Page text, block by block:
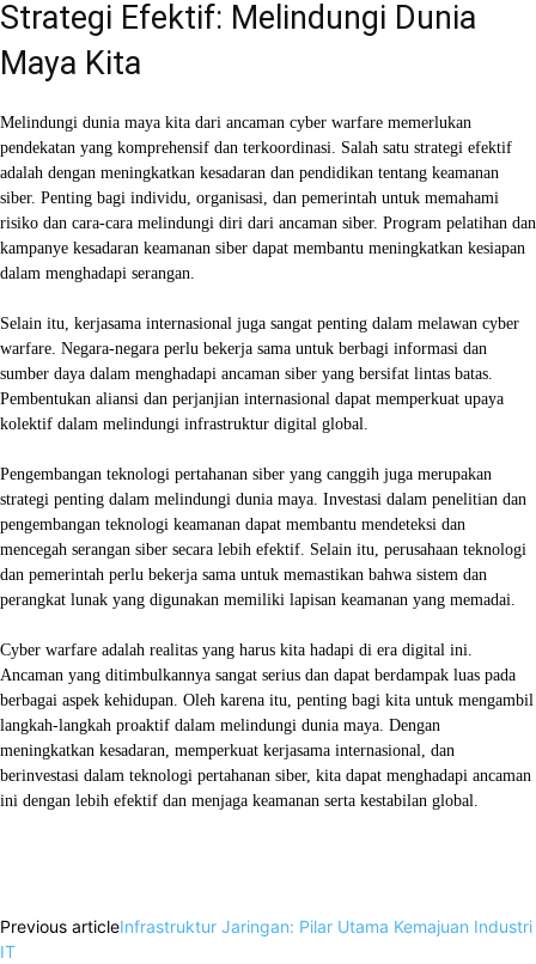
Strategi Efektif: Melindungi Dunia
Maya Kita
Melindungi dunia maya kita dari ancaman cyber warfare memerlukan
pendekatan yang komprehensif dan terkoordinasi. Salah satu strategi efektif
adalah dengan meningkatkan kesadaran dan pendidikan tentang keamanan
siber. Penting bagi individu, organisasi, dan pemerintah untuk memahami
risiko dan cara-cara melindungi diri dari ancaman siber. Program pelatihan dan
kampanye kesadaran keamanan siber dapat membantu meningkatkan kesiapan
dalam menghadapi serangan.
Selain itu, kerjasama internasional juga sangat penting dalam melawan cyber
warfare. Negara-negara perlu bekerja sama untuk berbagi informasi dan
sumber daya dalam menghadapi ancaman siber yang bersifat lintas batas.
Pembentukan aliansi dan perjanjian internasional dapat memperkuat upaya
kolektif dalam melindungi infrastruktur digital global.
Pengembangan teknologi pertahanan siber yang canggih juga merupakan
strategi penting dalam melindungi dunia maya. Investasi dalam penelitian dan
pengembangan teknologi keamanan dapat membantu mendeteksi dan
mencegah serangan siber secara lebih efektif. Selain itu, perusahaan teknologi
dan pemerintah perlu bekerja sama untuk memastikan bahwa sistem dan
perangkat lunak yang digunakan memiliki lapisan keamanan yang memadai.
Cyber warfare adalah realitas yang harus kita hadapi di era digital ini.
Ancaman yang ditimbulkannya sangat serius dan dapat berdampak luas pada
berbagai aspek kehidupan. Oleh karena itu, penting bagi kita untuk mengambil
langkah-langkah proaktif dalam melindungi dunia maya. Dengan
meningkatkan kesadaran, memperkuat kerjasama internasional, dan
berinvestasi dalam teknologi pertahanan siber, kita dapat menghadapi ancaman
ini dengan lebih efektif dan menjaga keamanan serta kestabilan global.
Previous articleInfrastruktur Jaringan: Pilar Utama Kemajuan Industri
IT